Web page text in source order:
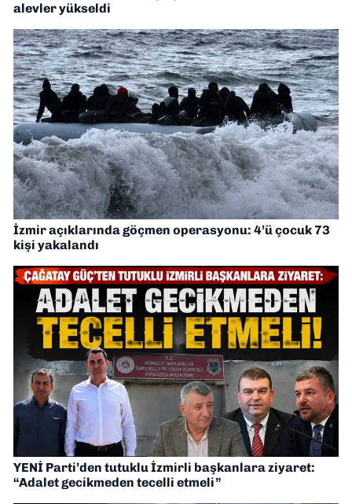
alevler yükseldi
İzmir açıklarında göçmen operasyonu: 4’ü çocuk 73
kişi yakalandı
YENİ Parti’den tutuklu İzmirli başkanlara ziyaret:
“Adalet gecikmeden tecelli etmeli”